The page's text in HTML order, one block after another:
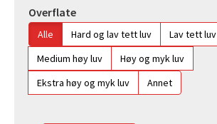
Overflate
Alle Hard og lav tett luv
Lav tett luv
Medium høy luv
Høy og myk luv
Ekstra høy og myk luv
Annet